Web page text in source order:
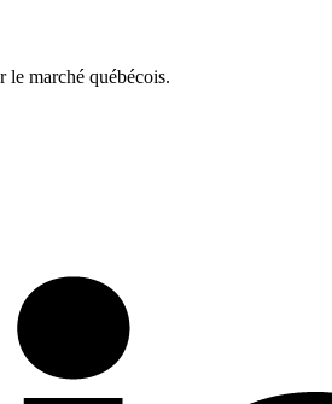
le marché québécois.